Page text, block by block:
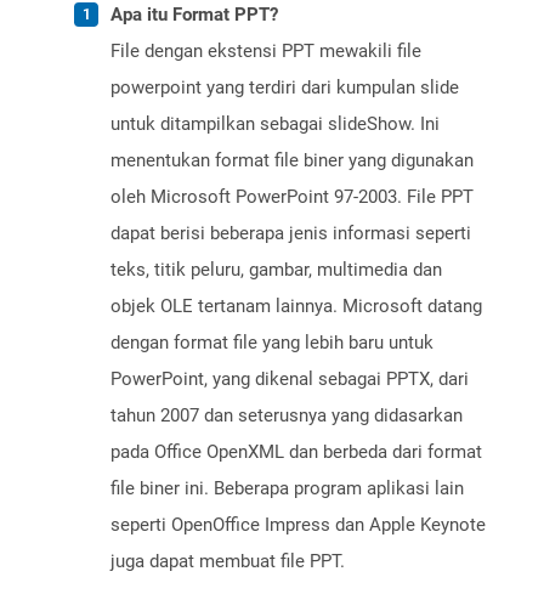
Apa itu Format PPT?
File dengan ekstensi PPT mewakili file
powerpoint yang terdiri dari kumpulan slide
untuk ditampilkan sebagai slideShow. Ini
menentukan format file biner yang digunakan
oleh Microsoft PowerPoint 97-2003. File PPT
dapat berisi beberapa jenis informasi seperti
teks, titik peluru, gambar, multimedia dan
objek OLE tertanam lainnya. Microsoft datang
dengan format file yang lebih baru untuk
PowerPoint, yang dikenal sebagai PPTX, dari
tahun 2007 dan seterusnya yang didasarkan
pada Office OpenXML dan berbeda dari format
file biner ini. Beberapa program aplikasi lain
seperti OpenOffice Impress dan Apple Keynote
juga dapat membuat file PPT.